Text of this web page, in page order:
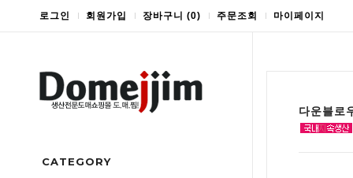
로그인 회원가입 장바구니 (0) 주문조회 마이페이지
CATEGORY
다운블로